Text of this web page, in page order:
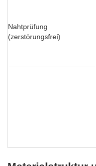
Nahtprüfung
(zerstörungsfrei)